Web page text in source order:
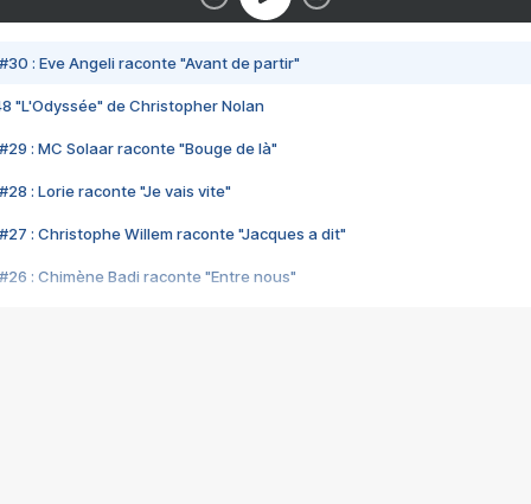
#30 : Eve Angeli raconte "Avant de partir"
"L'Odyssée" de Christopher Nolan
#29 : MC Solaar raconte "Bouge de là"
#28 : Lorie raconte "Je vais vite"
#27 : Christophe Willem raconte "Jacques a dit"
#26 : Chimène Badi raconte "Entre nous"